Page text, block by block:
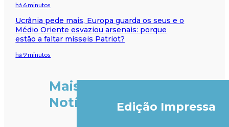
há 6 minutos
Ucrânia pede mais, Europa guarda os seus e o
Médio Oriente esvaziou arsenais: porque
estão a faltar mísseis Patriot?
há 9 minutos
Mais
Notícias
Edição Impressa